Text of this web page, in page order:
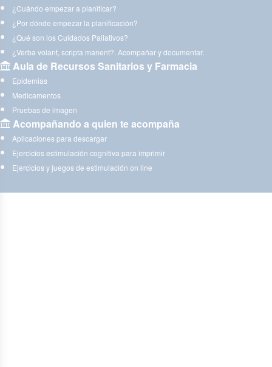
¿Cuándo empezar a planificar?
¿Por dónde empezar la planificación?
¿Qué son los Cuidados Paliativos?
¿Verba volant, scripta manent?. Acompañar y documentar.
Aula de Recursos Sanitarios y Farmacia
Epidemias
Medicamentos
Pruebas de imagen
Acompañando a quien te acompaña
Aplicaciones para descargar
Ejercicios estimulación cognitiva para imprimir
Ejercicios y juegos de estimulación on line